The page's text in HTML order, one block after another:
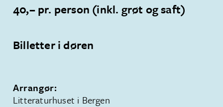
40,– pr. person (inkl. grøt og saft)
Billetter i døren
Arrangør:
Litteraturhuset i Bergen